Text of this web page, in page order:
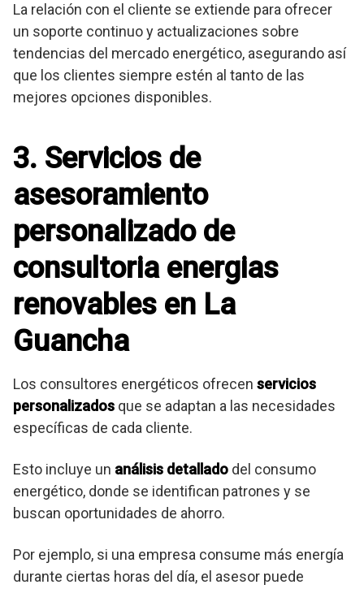
La relación con el cliente se extiende para ofrecer
un soporte continuo y actualizaciones sobre
tendencias del mercado energético, asegurando así
que los clientes siempre estén al tanto de las
mejores opciones disponibles.
3. Servicios de
asesoramiento
personalizado de
consultoria energias
renovables en La
Guancha
Los consultores energéticos ofrecen servicios
personalizados que se adaptan a las necesidades
específicas de cada cliente.
Esto incluye un análisis detallado del consumo
energético, donde se identifican patrones y se
buscan oportunidades de ahorro.
Por ejemplo, si una empresa consume más energía
durante ciertas horas del día, el asesor puede